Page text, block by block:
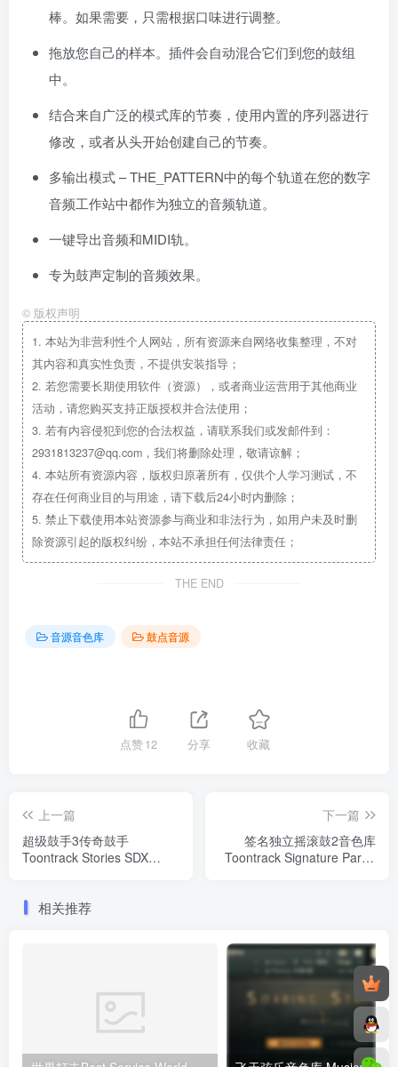
棒。如果需要，只需根据口味进行调整。
拖放您自己的样本。插件会自动混合它们到您的鼓组
中。
结合来自广泛的模式库的节奏，使用内置的序列器进行
修改，或者从头开始创建自己的节奏。
多输出模式 – THE_PATTERN中的每个轨道在您的数字
音频工作站中都作为独立的音频轨道。
一键导出音频和MIDI轨。
专为鼓声定制的音频效果。
© 版权声明
1. 本站为非营利性个人网站，所有资源来自网络收集整理，不对
其内容和真实性负责，不提供安装指导；
2. 若您需要长期使用软件（资源），或者商业运营用于其他商业
活动，请您购买支持正版授权并合法使用；
3. 若有内容侵犯到您的合法权益，请联系我们或发邮件到：
2931813237@qq.com，我们将删除处理，敬请谅解；
4. 本站所有资源内容，版权归原著所有，仅供个人学习测试，不
存在任何商业目的与用途，请下载后24小时内删除；
5. 禁止下载使用本站资源参与商业和非法行为，如用户未及时删
除资源引起的版权纠纷，本站不承担任何法律责任；
THE END
音源音色库 鼓点音源
点赞12 分享 收藏
上一篇
超级鼓手3传奇鼓手
Toontrack Stories SDX
下一篇
签名独立摇滚鼓2音色库
Toontrack Signature Part 2
相关推荐